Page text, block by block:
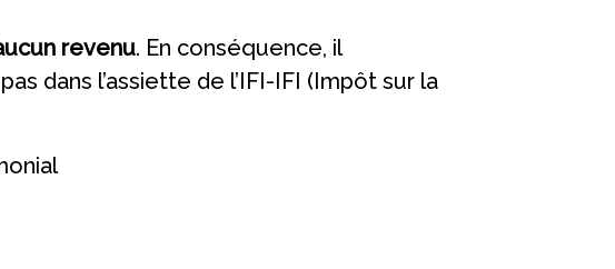
revenu. En conséquence, il
dans l’assiette de l’IFI-IFI (Impôt sur la